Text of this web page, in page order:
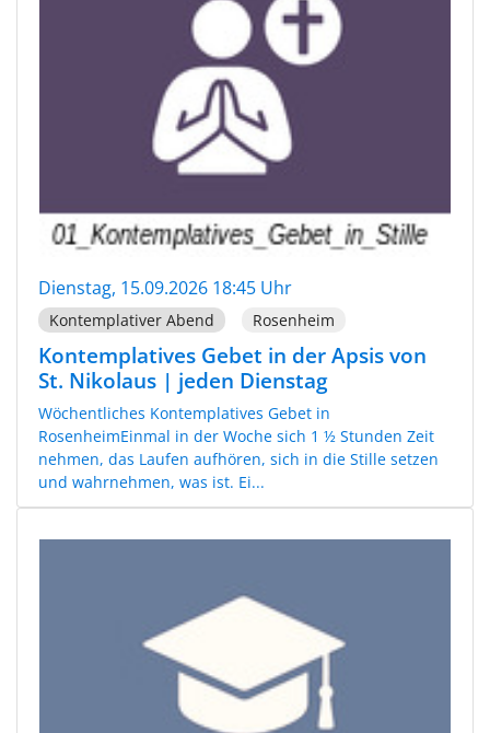
Dienstag, 15.09.2026 18:45 Uhr
Kontemplativer Abend Rosenheim
Kontemplatives Gebet in der Apsis von
St. Nikolaus | jeden Dienstag
Wöchentliches Kontemplatives Gebet in
RosenheimEinmal in der Woche sich 1 ½ Stunden Zeit
nehmen, das Laufen aufhören, sich in die Stille setzen
und wahrnehmen, was ist. Ei...